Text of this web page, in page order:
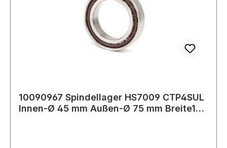
10090967 Spindellager HS7009 CTP4SUL
Innen-Ø 45 mm Außen-Ø 75 mm Breite16